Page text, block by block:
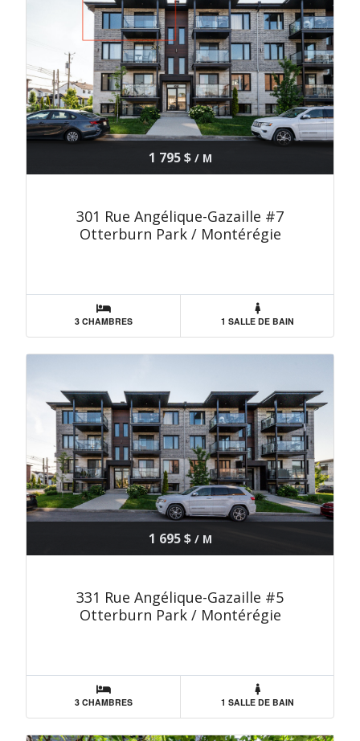
1 795 $/ M
301 Rue Angélique-Gazaille #7
Otterburn Park / Montérégie
3 CHAMBRES 1 SALLE DE BAIN
1 695 $/ M
331 Rue Angélique-Gazaille #5
Otterburn Park / Montérégie
3 CHAMBRES 1 SALLE DE BAIN